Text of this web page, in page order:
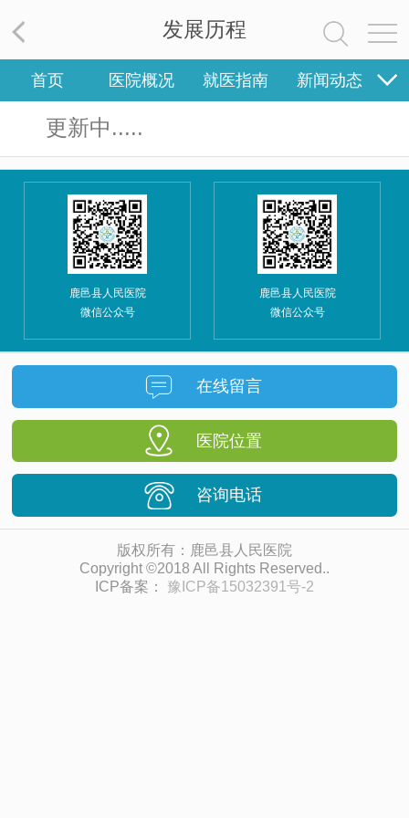
党群工作
院务公开
健康科普
发展历程
首页 医院概况 就医指南 新闻动态
专家团队 护理园地
更新中.....
鹿邑县人民医院
微信公众号
鹿邑县人民医院
微信公众号
在线留言
医院位置
咨询电话
版权所有：鹿邑县人民医院
Copyright ©2018 All Rights Reserved..
ICP备案：
豫ICP备15032391号-2